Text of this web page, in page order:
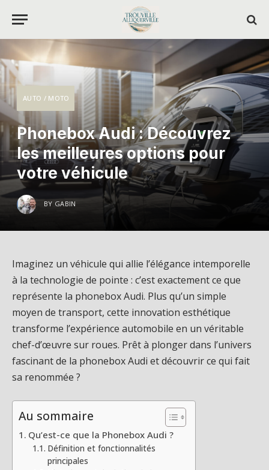
AUTO / MOTO
Phonebox Audi : Découvrez
les meilleures options pour
votre véhicule
BY GABIN
Imaginez un véhicule qui allie l’élégance intemporelle
à la technologie de pointe : c’est exactement ce que
représente la phonebox Audi. Plus qu’un simple
moyen de transport, cette innovation esthétique
transforme l’expérience automobile en un véritable
chef-d’œuvre sur roues. Prêt à plonger dans l’univers
fascinant de la phonebox Audi et découvrir ce qui fait
sa renommée ?
Au sommaire
Qu’est-ce que la Phonebox Audi ?
Définition et fonctionnalités
principales